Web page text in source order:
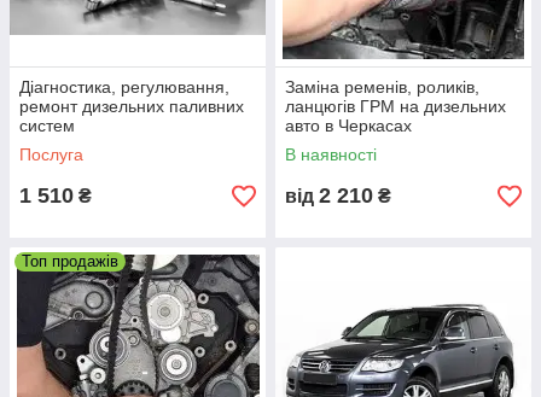
Виконання ремонтних робіт,
встановлення, реставрація
деталей
Оплата товару (послуги) будь-
яким зручним способом
Гарантійне обслуговування на
протязі 1 року з моменту
встановлення деталі
Діагностика, регулювання,
ремонт дизельних паливних
систем
Послуга
1 510 ₴
Заміна ременів, роликів,
ланцюгів ГРМ на дизельних
авто в Черкасах
В наявності
від 2 210 ₴
Топ продажів